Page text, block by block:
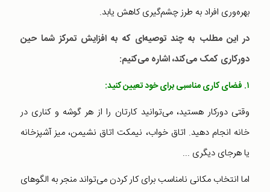
بهره‌وری افراد به طرز چشم‌گیری کاهش یابد.
در این مطلب به چند توصیه‌ای که به افزایش تمرکز شما حین
دورکاری کمک می‌کند، اشاره می‌کنیم:
۱. فضای کاری مناسبی برای خود تعیین کنید:
وقتی دورکار هستید، می‌توانید کارتان را از هر گوشه و کناری در
خانه‌ انجام دهید. اتاق خواب، نیمکت اتاق نشیمن، میز آشپزخانه
یا هرجای دیگری ...
اما انتخاب مکانی نامناسب برای کار کردن می‌تواند منجر به الگوهای